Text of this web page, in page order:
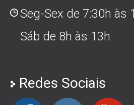
Seg-Sex de 7:30h às
Sáb de 8h às 13h
Redes Sociais